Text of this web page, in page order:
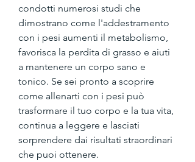
condotti numerosi studi che
dimostrano come l'addestramento
con i pesi aumenti il metabolismo,
favorisca la perdita di grasso e aiuti
a mantenere un corpo sano e
tonico. Se sei pronto a scoprire
come allenarti con i pesi può
trasformare il tuo corpo e la tua vita,
continua a leggere e lasciati
sorprendere dai risultati straordinari
che puoi ottenere.